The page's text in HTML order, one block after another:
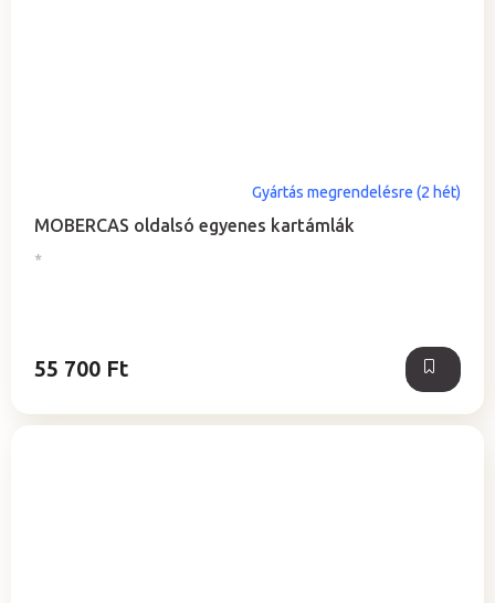
MOBERCAS oldalsó egyenes kartámlák
*
Gyártás megrendelésre (2 hét)
55 700 Ft